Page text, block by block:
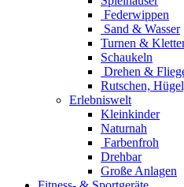
Federwippen
Sand & Wasser
Turnen &
Schaukeln
Drehen &
Rutschen,
Erlebniswelt
Kleinkinder
Naturnah
Farbenfroh
Drehbar
Große Anlagen